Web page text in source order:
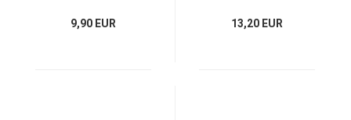
9,90 EUR 13,20 EUR